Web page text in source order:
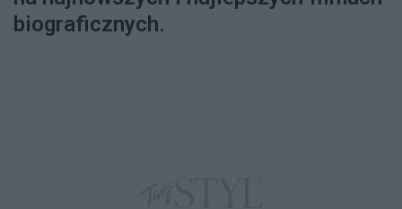
biograficznych.